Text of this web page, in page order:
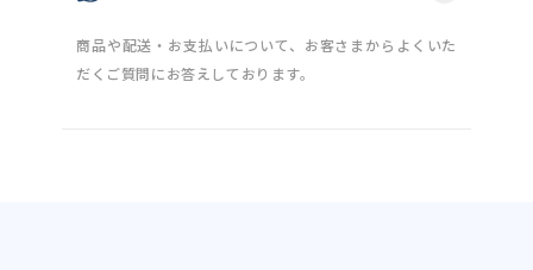
商品や配送・お支払いについて、お客さまからよくいた
だくご質問にお答えしております。